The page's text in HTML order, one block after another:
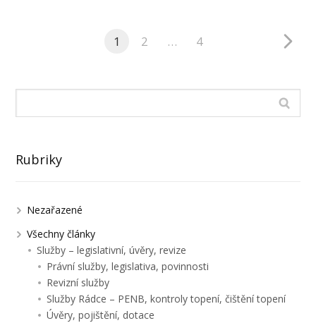
1 2 … 4
Rubriky
Nezařazené
Všechny články
Služby – legislativní, úvěry, revize
Právní služby, legislativa, povinnosti
Revizní služby
Služby Rádce – PENB, kontroly topení, čištění topení
Úvěry, pojištění, dotace